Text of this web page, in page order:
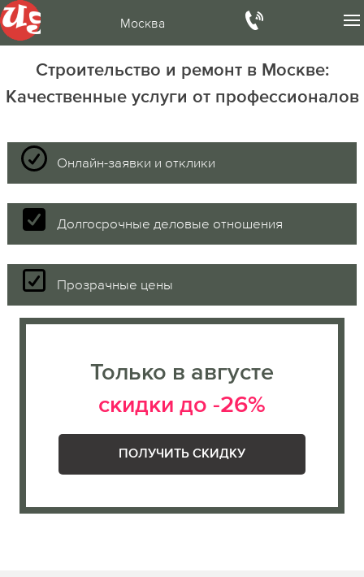
Москва
Строительство и ремонт в Москве:
Качественные услуги от профессионалов
Онлайн-заявки и отклики
Долгосрочные деловые отношения
Прозрачные цены
Только в августе
скидки до -26%
ПОЛУЧИТЬ СКИДКУ